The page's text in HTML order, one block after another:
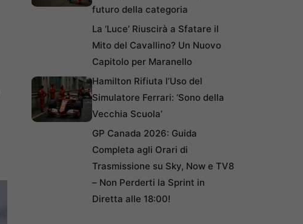
futuro della categoria
La ‘Luce’ Riuscirà a Sfatare il
Mito del Cavallino? Un Nuovo
Capitolo per Maranello
Hamilton Rifiuta l’Uso del
Simulatore Ferrari: ‘Sono della
Vecchia Scuola’
GP Canada 2026: Guida
Completa agli Orari di
Trasmissione su Sky, Now e TV8
– Non Perderti la Sprint in
Diretta alle 18:00!